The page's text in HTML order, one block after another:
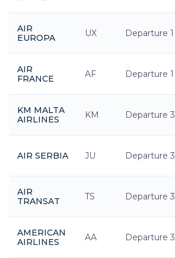
AIR
EUROPA
UX Departure 1
AIR
FRANCE
AF Departure 1
KM MALTA
AIRLINES
KM Departure 3
AIR SERBIA JU Departure 3
AIR
TRANSAT
TS Departure 3
AMERICAN
AIRLINES
AA Departure 3